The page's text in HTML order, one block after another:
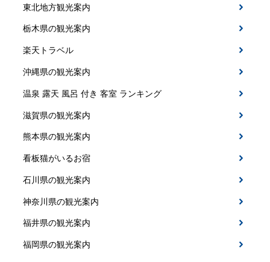
東北地方観光案内
栃木県の観光案内
楽天トラベル
沖縄県の観光案内
温泉 露天 風呂 付き 客室 ランキング
滋賀県の観光案内
熊本県の観光案内
看板猫がいるお宿
石川県の観光案内
神奈川県の観光案内
福井県の観光案内
福岡県の観光案内